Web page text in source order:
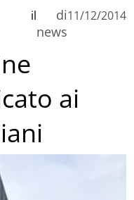
di
news
il 11/12/2014
ai